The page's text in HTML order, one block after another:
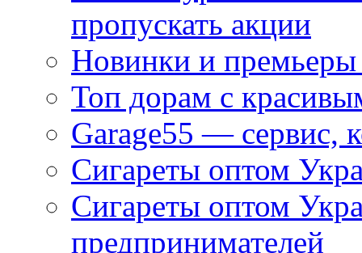
пропускать акции
Новинки и
Топ дорам с
Garage55 — сервис,
Сигареты оптом
Сигареты оптом
предпринимателей